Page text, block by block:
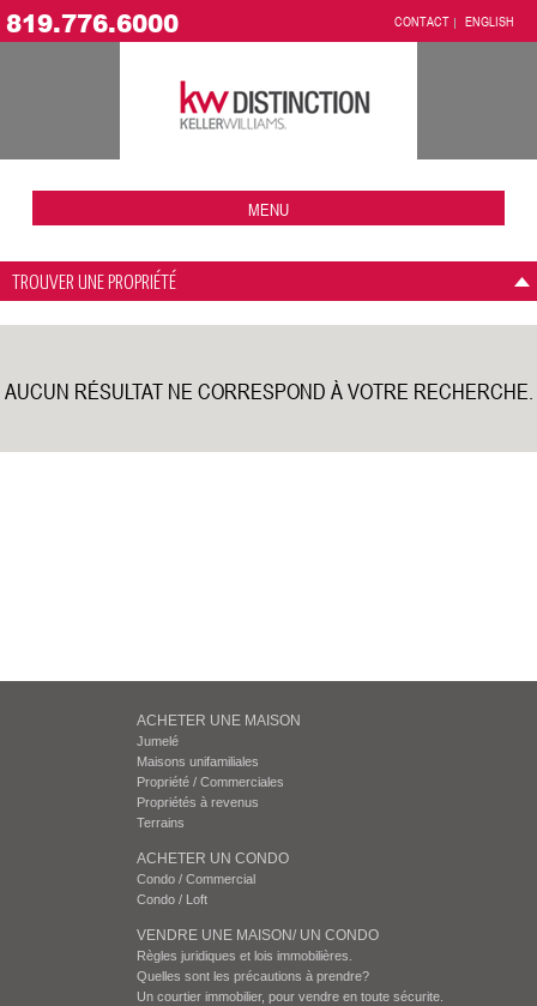
819.776.6000 CONTACT ENGLISH
MENU
TROUVER UNE PROPRIÉTÉ
AUCUN RÉSULTAT NE CORRESPOND À VOTRE RECHERCHE.
ACHETER UNE MAISON
Jumelé
Maisons unifamiliales
Propriété / Commerciales
Propriétés à revenus
Terrains
ACHETER UN CONDO
Condo / Commercial
Condo / Loft
VENDRE UNE MAISON/ UN CONDO
Règles juridiques et lois immobilières.
Quelles sont les précautions à prendre?
Un courtier immobilier, pour vendre en toute sécurite.